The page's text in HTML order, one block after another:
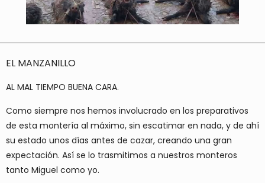
EL MANZANILLO
AL MAL TIEMPO BUENA CARA.
Como siempre nos hemos involucrado en los preparativos
de esta montería al máximo, sin escatimar en nada, y de ahí
su estado unos días antes de cazar, creando una gran
expectación. Así se lo trasmitimos a nuestros monteros
tanto Miguel como yo.